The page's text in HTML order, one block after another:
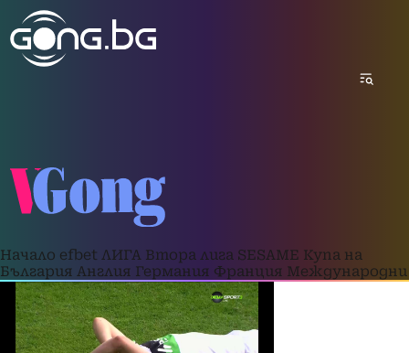
Начало efbet ЛИГА Втора лига SESAME Купа на
България Англия Германия Франция Международни